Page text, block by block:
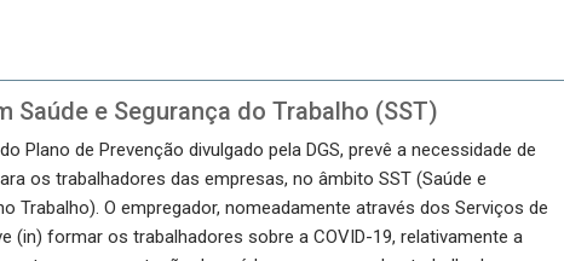
Saúde e Segurança do Trabalho (SST)
Plano de Prevenção divulgado pela DGS, prevê a necessidade de
os trabalhadores das empresas, no âmbito SST (Saúde e
Trabalho). O empregador, nomeadamente através dos Serviços de
(in) formar os trabalhadores sobre a COVID-19, relativamente a